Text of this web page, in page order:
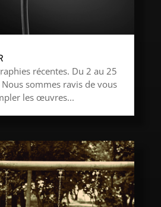
récentes. Du 2 au 25
sommes ravis de vous
les œuvres...